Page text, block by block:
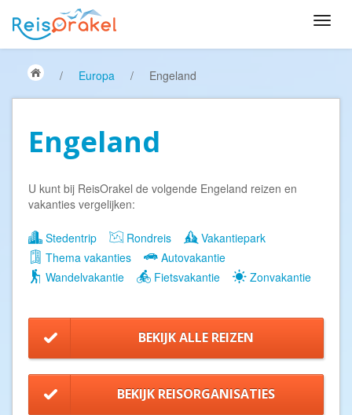
/ Europa / Engeland
Engeland
U kunt bij ReisOrakel de volgende Engeland reizen en
vakanties vergelijken:
Stedentrip Rondreis
Vakantiepark
Thema vakanties
Autovakantie
Wandelvakantie
Fietsvakantie Zonvakantie
BEKIJK ALLE REIZEN
BEKIJK REISORGANISATIES